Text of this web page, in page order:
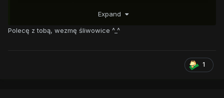
Expand
Polecę z tobą, wezmę śliwowice ^_^
1